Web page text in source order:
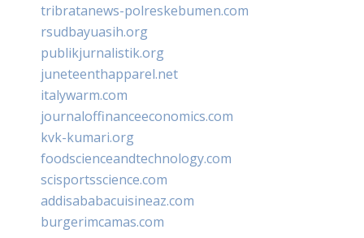
tribratanews-polreskebumen.com
rsudbayuasih.org
publikjurnalistik.org
juneteenthapparel.net
italywarm.com
journaloffinanceeconomics.com
kvk-kumari.org
foodscienceandtechnology.com
scisportsscience.com
addisababacuisineaz.com
burgerimcamas.com